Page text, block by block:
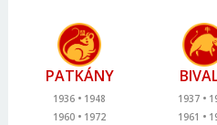
PATKÁNY
1936
1948
1960
1972
1937
1961